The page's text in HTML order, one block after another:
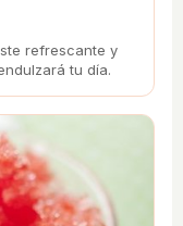
refrescante y
tu día.